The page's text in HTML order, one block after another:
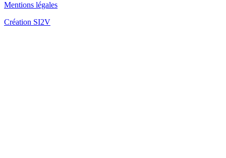
Mentions légales
Création SI2V